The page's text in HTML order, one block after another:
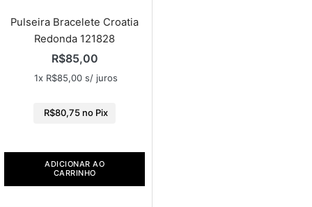
Pulseira Bracelete Croatia
Redonda 121828
R$85,00
1x R$85,00s/ juros
R$80,75 no Pix
ADICIONAR AO
CARRINHO